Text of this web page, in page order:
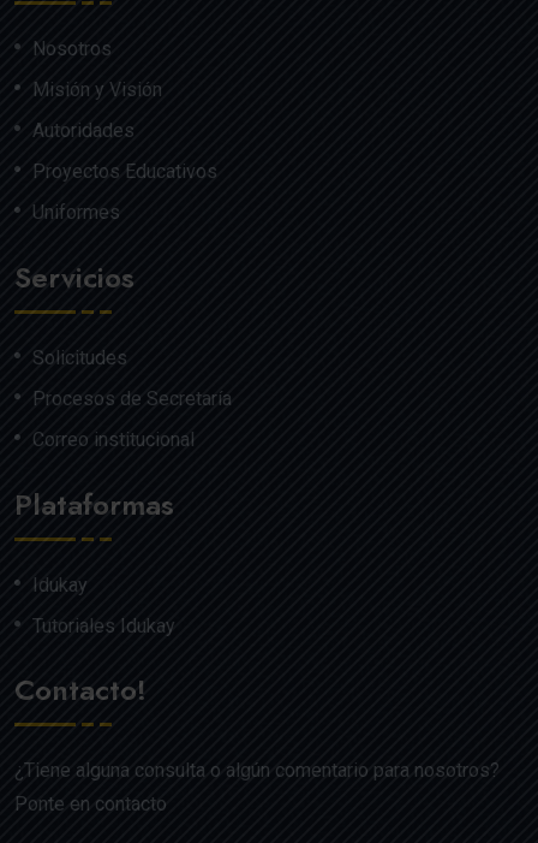
Nosotros
Misión y Visión
Autoridades
Proyectos Educativos
Uniformes
Servicios
Solicitudes
Procesos de Secretaría
Correo institucional
Plataformas
Idukay
Tutoriales Idukay
Contacto!
¿Tiene alguna consulta o algún comentario para nosotros?
Ponte en contacto